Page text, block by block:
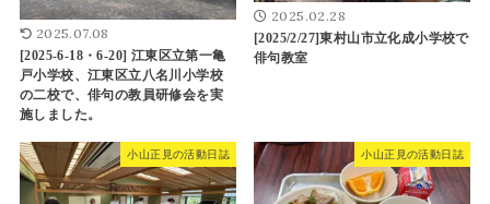
2025.07.08
[2025-6-18・6-20] 江東区立第一亀
戸小学校、江東区立八名川小学校
の二校で、俳句の教員研修会を実
施しました。
2025.02.28
[2025/2/27]東村山市立化成小学校で
俳句教室
小山正見の活動日誌 小山正見の活動日誌